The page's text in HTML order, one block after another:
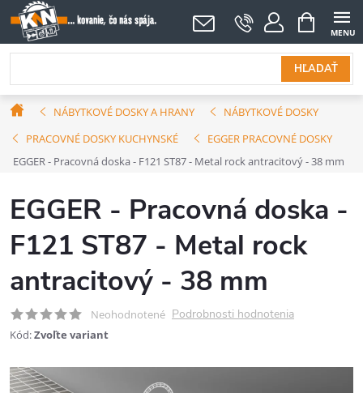
Prejsť
na
obsah
HĽADAŤ
NÁKUPNÝ
KOŠÍK
DomovNÁBYTKOVÉ DOSKY A HRANY
NÁBYTKOVÉ DOSKY
PRACOVNÉ DOSKY KUCHYNSKÉ
EGGER PRACOVNÉ DOSKY
EGGER - Pracovná doska - F121 ST87 - Metal rock antracitový - 38 mm
EGGER - Pracovná doska -
F121 ST87 - Metal rock
antracitový - 38 mm
Neohodnotené Podrobnosti hodnotenia
Kód:Zvoľte variant